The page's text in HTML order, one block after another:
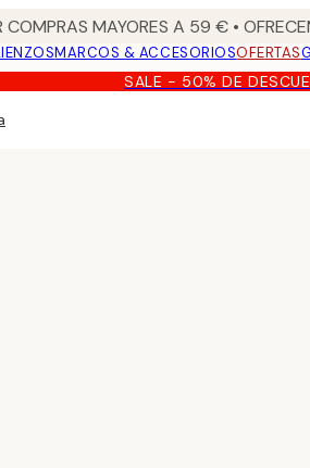
COMPRAS MAYORES A 59 € •
MARCOS & ACCESORIOSOFERTAS
SALE - 50% DE
Poster